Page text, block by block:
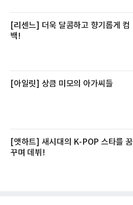
[리센느] 더욱 달콤하고 향기롭게 컴
백!
[아일릿] 상큼 미모의 아가씨들
[앳하트] 새시대의 K-POP 스타를 꿈
꾸며 데뷔!